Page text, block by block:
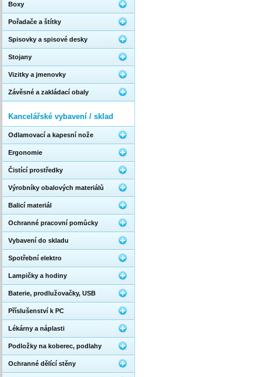
Boxy
Pořadače a štítky
Spisovky a spisové desky
Stojany
Vizitky a jmenovky
Závěsné a zakládací obaly
Kancelářské vybavení / sklad
Odlamovací a kapesní nože
Ergonomie
Čistící prostředky
Výrobníky obalových materiálů
Balicí materiál
Ochranné pracovní pomůcky
Vybavení do skladu
Spotřební elektro
Lampičky a hodiny
Baterie, prodlužovačky, USB
Příslušenství k PC
Lékárny a náplasti
Podložky na koberec, podlahy
Ochranné dělící stěny